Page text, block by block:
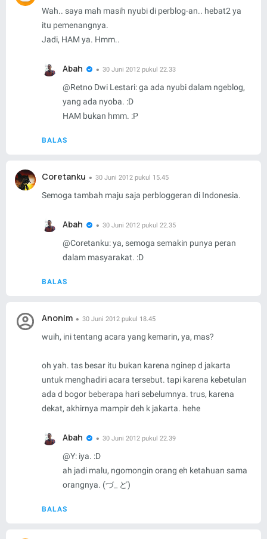
Wah.. saya mah masih nyubi di perblog-an.. hebat2 ya
itu pemenangnya.
Jadi, HAM ya. Hmm..
BALAS
Abah 30 Juni 2012 pukul 22.33
@Retno Dwi Lestari: ga ada nyubi dalam ngeblog,
yang ada nyoba. :D
HAM bukan hmm. :P
Coretanku 30 Juni 2012 pukul 15.45
Semoga tambah maju saja perbloggeran di Indonesia.
BALAS
Abah 30 Juni 2012 pukul 22.35
@Coretanku: ya, semoga semakin punya peran
dalam masyarakat. :D
Anonim 30 Juni 2012 pukul 18.45
wuih, ini tentang acara yang kemarin, ya, mas?
oh yah. tas besar itu bukan karena nginep d jakarta
untuk menghadiri acara tersebut. tapi karena kebetulan
ada d bogor beberapa hari sebelumnya. trus, karena
dekat, akhirnya mampir deh k jakarta. hehe
BALAS
Abah 30 Juni 2012 pukul 22.39
@Y: iya. :D
ah jadi malu, ngomongin orang eh ketahuan sama
orangnya. (づ_ ど)